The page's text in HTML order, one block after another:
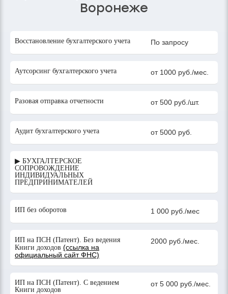
Воронеже
Восстановление бухгалтерского учета По запросу
Аутсорсинг бухгалтерского учета от 1000 руб./мес.
Разовая отправка отчетности от 500 руб./шт.
Аудит бухгалтерского учета от 5000 руб.
▶ БУХГАЛТЕРСКОЕ
СОПРОВОЖДЕНИЕ
ИНДИВИДУАЛЬНЫХ
ПРЕДПРИНИМАТЕЛЕЙ
ИП без оборотов 1 000 руб./мес
ИП на ПСН (Патент). Без ведения
Книги доходов (ссылка на
официальный сайт ФНС)
2000 руб./мес.
ИП на ПСН (Патент). С ведением
Книги доходов
от 5 000 руб./мес.